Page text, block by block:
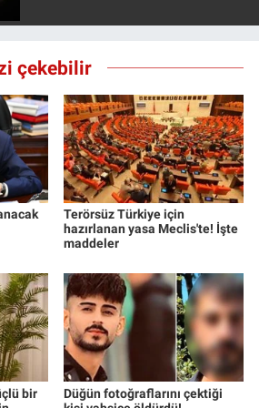
çekebilir
Terörsüz Türkiye için
hazırlanan yasa Meclis'te! İşte
maddeler
bir
Düğün fotoğraflarını çektiği